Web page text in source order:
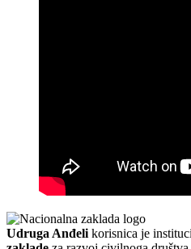
Udruga Anđeli korisnica je